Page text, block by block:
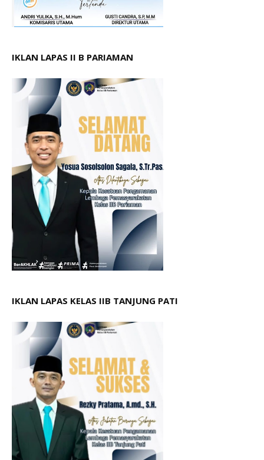
IKLAN LAPAS II B PARIAMAN
IKLAN LAPAS KELAS IIB TANJUNG PATI